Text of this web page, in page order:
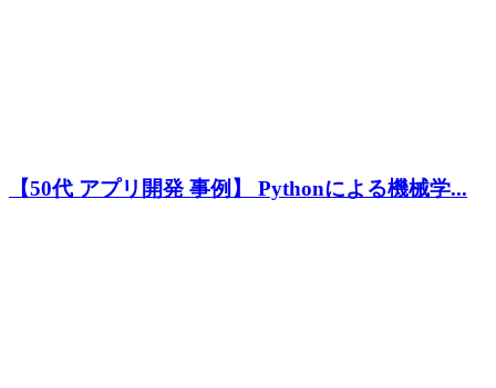
【50代 アプリ開発 事例】 Pythonによる機械学...